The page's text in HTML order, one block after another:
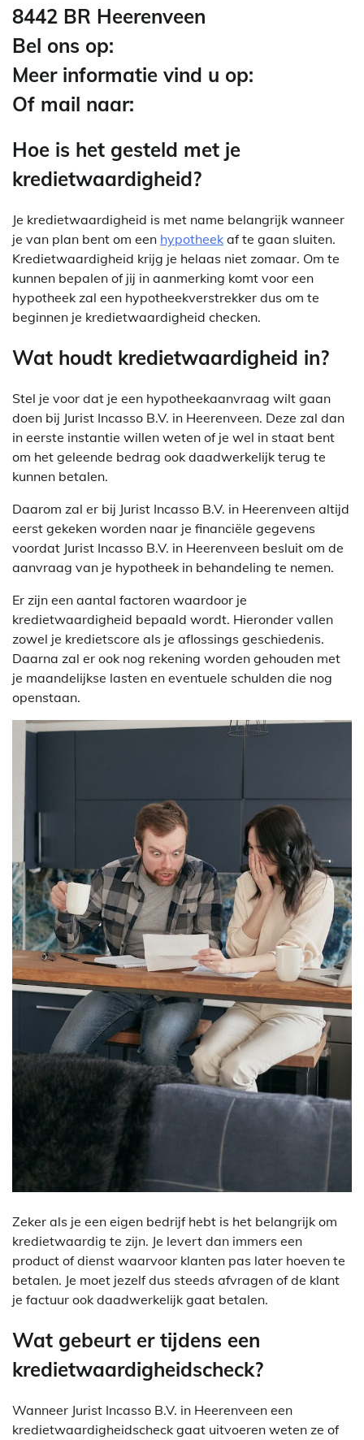
8442 BR Heerenveen
Bel ons op:
Meer informatie vind u op:
Of mail naar:
Hoe is het gesteld met je
kredietwaardigheid?
Je kredietwaardigheid is met name belangrijk wanneer
je van plan bent om een hypotheek af te gaan sluiten.
Kredietwaardigheid krijg je helaas niet zomaar. Om te
kunnen bepalen of jij in aanmerking komt voor een
hypotheek zal een hypotheekverstrekker dus om te
beginnen je kredietwaardigheid checken.
Wat houdt kredietwaardigheid in?
Stel je voor dat je een hypotheekaanvraag wilt gaan
doen bij Jurist Incasso B.V. in Heerenveen. Deze zal dan
in eerste instantie willen weten of je wel in staat bent
om het geleende bedrag ook daadwerkelijk terug te
kunnen betalen.
Daarom zal er bij Jurist Incasso B.V. in Heerenveen altijd
eerst gekeken worden naar je financiële gegevens
voordat Jurist Incasso B.V. in Heerenveen besluit om de
aanvraag van je hypotheek in behandeling te nemen.
Er zijn een aantal factoren waardoor je
kredietwaardigheid bepaald wordt. Hieronder vallen
zowel je kredietscore als je aflossings geschiedenis.
Daarna zal er ook nog rekening worden gehouden met
je maandelijkse lasten en eventuele schulden die nog
openstaan.
Zeker als je een eigen bedrijf hebt is het belangrijk om
kredietwaardig te zijn. Je levert dan immers een
product of dienst waarvoor klanten pas later hoeven te
betalen. Je moet jezelf dus steeds afvragen of de klant
je factuur ook daadwerkelijk gaat betalen.
Wat gebeurt er tijdens een
kredietwaardigheidscheck?
Wanneer Jurist Incasso B.V. in Heerenveen een
kredietwaardigheidscheck gaat uitvoeren weten ze of